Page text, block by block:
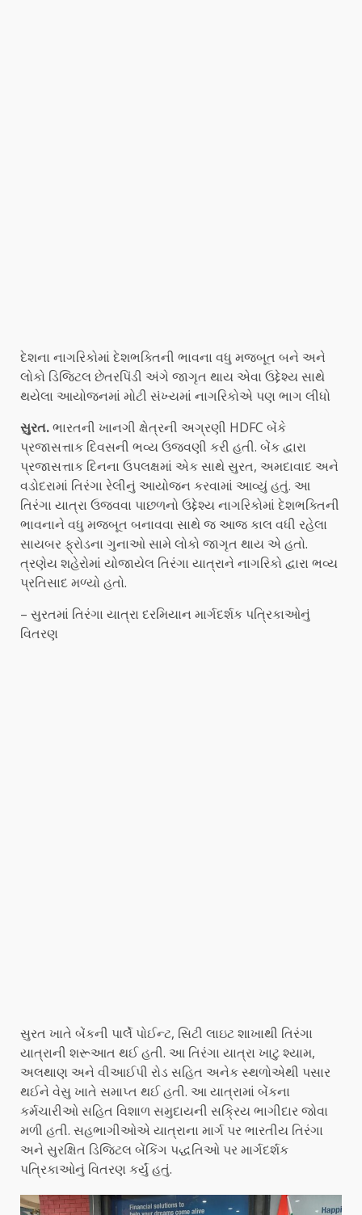
દેશના નાગરિકોમાં દેશભક્તિની ભાવના વધુ મજબૂત બને અને
લોકો ડિજિટલ છેતરપિંડી અંગે જાગૃત થાય એવા ઉદ્દેશ્ય સાથે
થયેલા આયોજનમાં મોટી સંખ્યમાં નાગરિકોએ પણ ભાગ લીધો
સુરત.ભારતની ખાનગી ક્ષેત્રની અગ્રણી HDFC બેંકે
પ્રજાસત્તાક દિવસની ભવ્ય ઉજવણી કરી હતી. બેંક દ્વારા
પ્રજાસત્તાક દિનના ઉપલક્ષમાં એક સાથે સુરત, અમદાવાદ અને
વડોદરામાં તિરંગા રેલીનું આયોજન કરવામાં આવ્યું હતું. આ
તિરંગા યાત્રા ઉજવવા પાછળનો ઉદ્દેશ્ય નાગરિકોમાં દેશભક્તિની
ભાવનાને વધુ મજબૂત બનાવવા સાથે જ આજ કાલ વધી રહેલા
સાયબર ફ્રોડના ગુનાઓ સામે લોકો જાગૃત થાય એ હતો.
ત્રણેય શહેરોમાં યોજાયેલ તિરંગા યાત્રાને નાગરિકો દ્વારા ભવ્ય
પ્રતિસાદ મળ્યો હતો.
– સુરતમાં તિરંગા યાત્રા દરમિયાન માર્ગદર્શક પત્રિકાઓનું
વિતરણ
સુરત ખાતે બેંકની પાર્લે પોઈન્ટ, સિટી લાઇટ શાખાથી તિરંગા
યાત્રાની શરૂઆત થઈ હતી. આ તિરંગા યાત્રા ખાટુ શ્યામ,
અલથાણ અને વીઆઈપી રોડ સહિત અનેક સ્થળોએથી પસાર
થઈને વેસુ ખાતે સમાપ્ત થઈ હતી. આ યાત્રામાં બેંકના
કર્મચારીઓ સહિત વિશાળ સમુદાયની સક્રિય ભાગીદાર જોવા
મળી હતી. સહભાગીઓએ યાત્રાના માર્ગ પર ભારતીય તિરંગા
અને સુરક્ષિત ડિજિટલ બેંકિંગ પદ્ધતિઓ પર માર્ગદર્શક
પત્રિકાઓનું વિતરણ કર્યું હતું.